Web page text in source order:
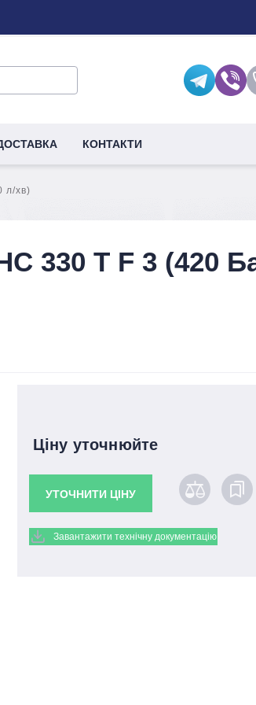
КОНТАКТИ
л/хв)
330 T F 3 (420
Ціну уточнюйте
УТОЧНИТИ ЦІНУ
Завантажити технічну документацію